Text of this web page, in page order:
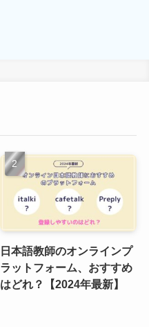
日本語教師のオンラインプ
ラットフォーム、おすすめ
はどれ？【2024年最新】